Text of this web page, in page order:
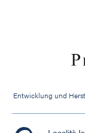
Entwicklung und